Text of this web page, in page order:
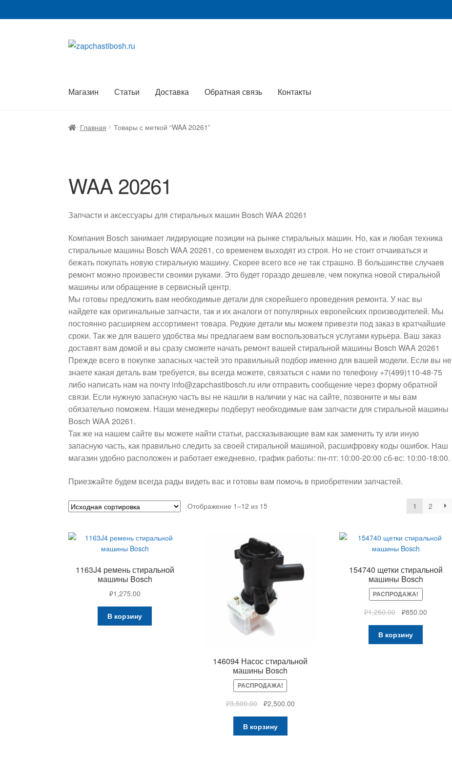
Перейти
Перейти
Магазин Статьи Доставка Обратная связь Контакты
Главная Товары с меткой “WAA 20261”
WAA 20261
Запчасти и аксессуары для стиральных машин Bosch WAA 20261
Компания Bosch занимает лидирующие позиции на рынке стиральных машин. Но, как и любая техника
стиральные машины Bosch WAA 20261, со временем выходят из строя. Но не стоит отчаиваться и
бежать покупать новую стиральную машину. Скорее всего все не так страшно. В большинстве случаев
ремонт можно произвести своими руками. Это будет гораздо дешевле, чем покупка новой стиральной
машины или обращение в сервисный центр.
Мы готовы предложить вам необходимые детали для скорейшего проведения ремонта. У нас вы
найдете как оригинальные запчасти, так и их аналоги от популярных европейских производителей. Мы
постоянно расширяем ассортимент товара. Редкие детали мы можем привезти под заказ в кратчайшие
сроки. Так же для вашего удобства мы предлагаем вам воспользоваться услугами курьера. Ваш заказ
доставят вам домой и вы сразу сможете начать ремонт вашей стиральной машины Bosch WAA 20261
Прежде всего в покупке запасных частей это правильный подбор именно для вашей модели. Если вы не
знаете какая деталь вам требуется, вы всегда можете, связаться с нами по телефону +7(499)110-48-75
либо написать нам на почту info@zapchastibosch.ru или отправить сообщение через форму обратной
связи. Если нужную запасную часть вы не нашли в наличии у нас на сайте, позвоните и мы вам
обязательно поможем. Наши менеджеры подберут необходимые вам запчасти для стиральной машины
Bosch WAA 20261.
Так же на нашем сайте вы можете найти статьи, рассказывающие вам как заменить ту или иную
запасную часть, как правильно следить за своей стиральной машиной, расшифровку коды ошибок. Наш
магазин удобно расположен и работает ежедневно, график работы: пн-пт: 10:00-20:00 сб-вс: 10:00-18:00.
Приезжайте будем всегда рады видеть вас и готовы вам помочь в приобретении запчастей.
Отображение 1–12 из 15 1 2
1163J4 ремень стиральной
машины Bosch
₽1,275.00
В корзину
146094 Насос стиральной
машины Bosch
РАСПРОДАЖА!
₽3,500.00 ₽2,500.00
В корзину
154740 щетки стиральной
машины Bosch
РАСПРОДАЖА!
₽1,250.00 ₽850.00
В корзину